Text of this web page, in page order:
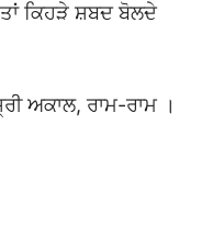
ਕਿਹੜੇ ਸ਼ਬਦ ਬੋਲਦੇ
ਅਕਾਲ, ਰਾਮ-ਰਾਮ ।